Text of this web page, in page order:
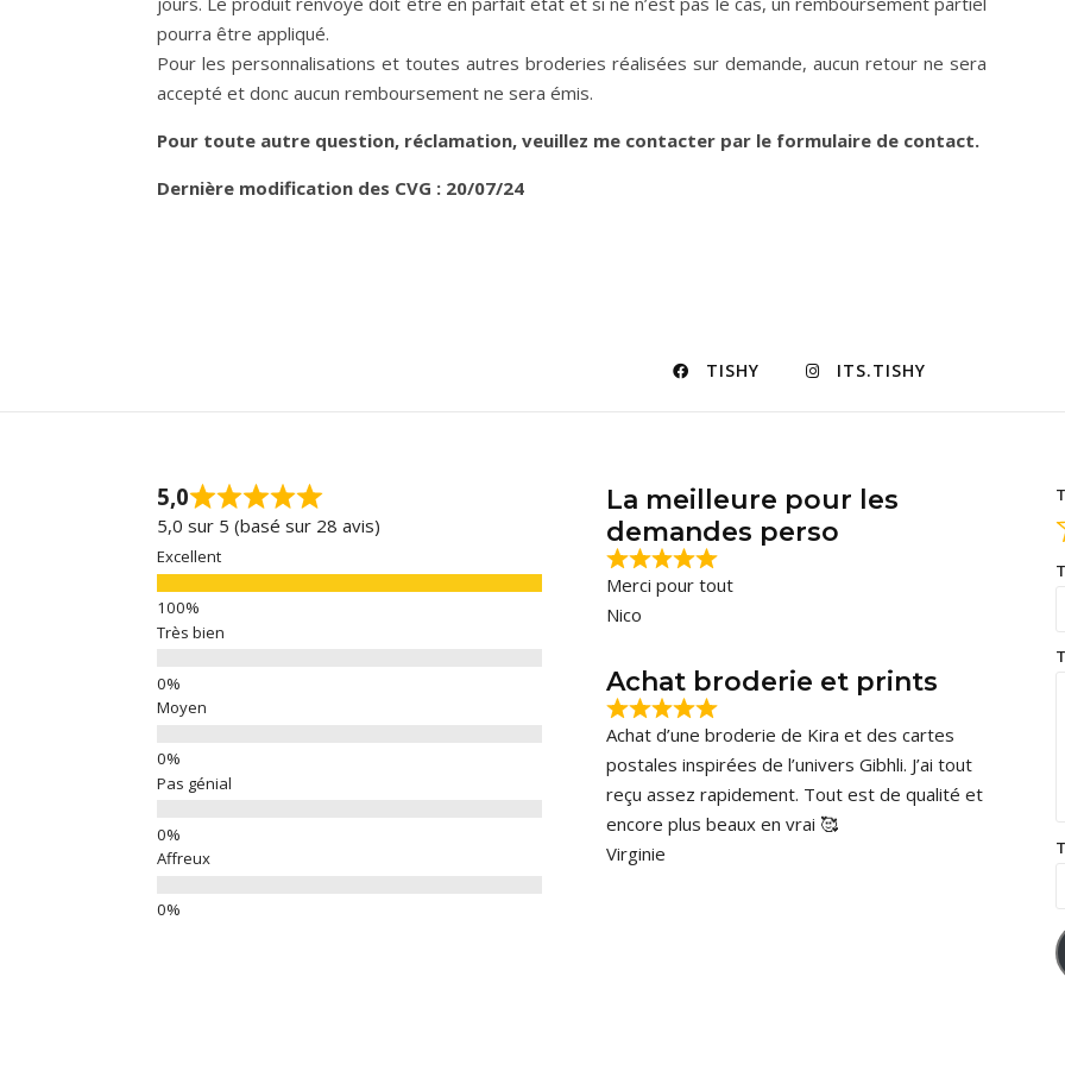
pourra être appliqué.
Pour les personnalisations et toutes autres broderies réalisées sur demande, aucun retour ne sera
accepté et donc aucun remboursement ne sera émis.
Pour toute autre question, réclamation, veuillez me contacter par le formulaire de contact.
Dernière modification des CVG : 20/07/24
TISHY ITS.TISHY
5,0
5,0 sur 5 (basé sur 28 avis)
Excellent
Très bien
Moyen
Pas génial
Affreux
La meilleure pour les
demandes perso
Merci pour tout
Nico
Achat broderie et prints
Achat d’une broderie de Kira et des cartes
postales inspirées de l’univers Gibhli. J’ai tout
reçu assez rapidement. Tout est de qualité et
encore plus beaux en vrai 🥰
Virginie